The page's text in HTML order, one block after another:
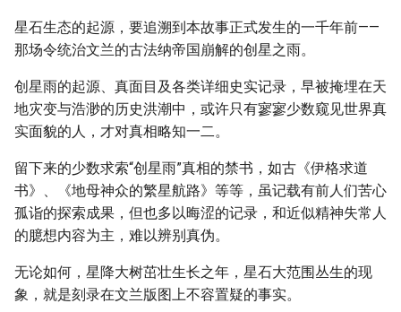
星石生态的起源，要追溯到本故事正式发生的一千年前——
那场令统治文兰的古法纳帝国崩解的创星之雨。
创星雨的起源、真面目及各类详细史实记录，早被掩埋在天
地灾变与浩渺的历史洪潮中，或许只有寥寥少数窥见世界真
实面貌的人，才对真相略知一二。
留下来的少数求索“创星雨”真相的禁书，如古《伊格求道
书》、《地母神众的繁星航路》等等，虽记载有前人们苦心
孤诣的探索成果，但也多以晦涩的记录，和近似精神失常人
的臆想内容为主，难以辨别真伪。
无论如何，星降大树茁壮生长之年，星石大范围丛生的现
象，就是刻录在文兰版图上不容置疑的事实。